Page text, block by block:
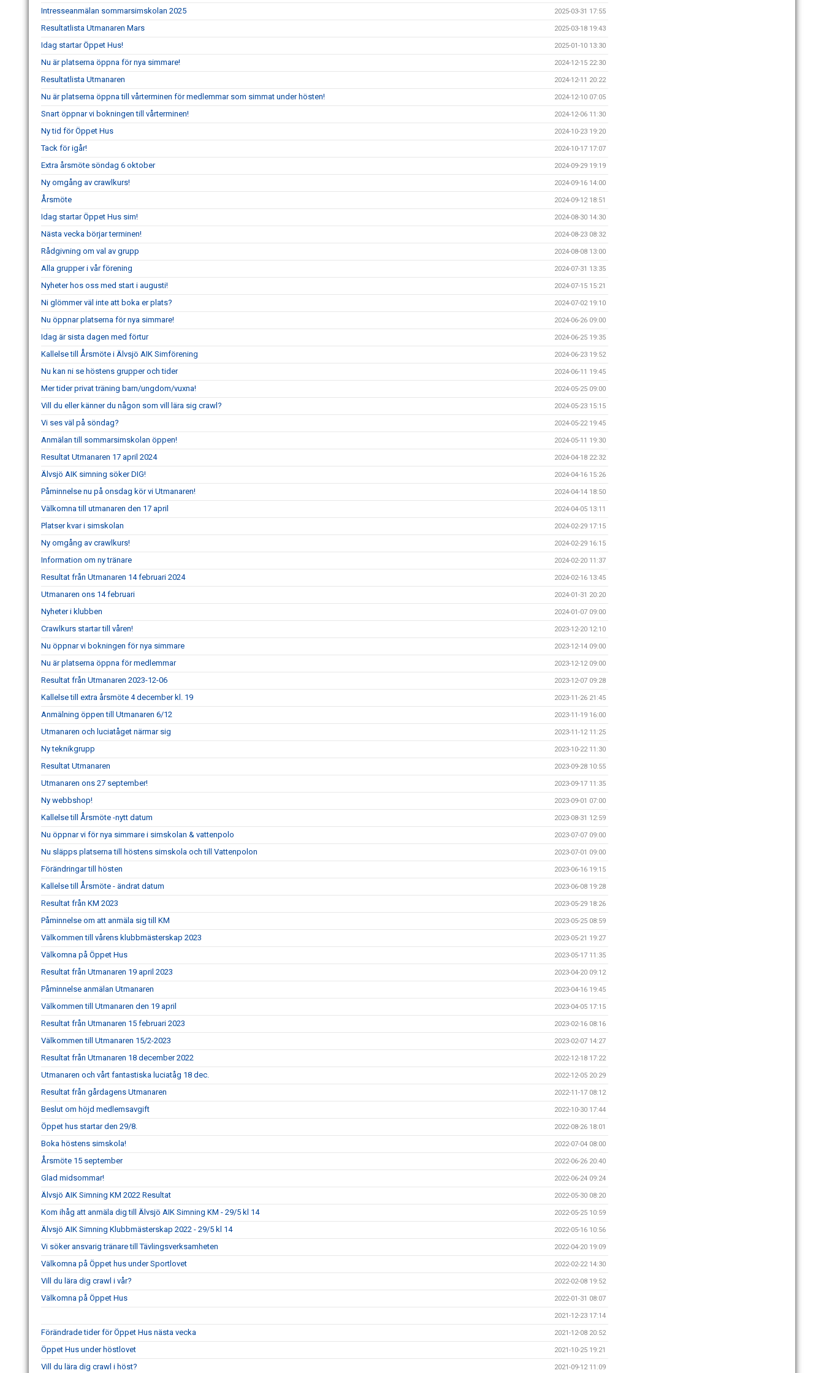
Intresseanmälan sommarsimskolan 2025 2025-03-31 17:55
Resultatlista Utmanaren Mars 2025-03-18 19:43
Idag startar Öppet Hus! 2025-01-10 13:30
Nu är platserna öppna för nya simmare! 2024-12-15 22:30
Resultatlista Utmanaren 2024-12-11 20:22
Nu är platserna öppna till vårterminen för medlemmar som simmat under hösten! 2024-12-10 07:05
Snart öppnar vi bokningen till vårterminen! 2024-12-06 11:30
Ny tid för Öppet Hus 2024-10-23 19:20
Tack för igår! 2024-10-17 17:07
Extra årsmöte söndag 6 oktober 2024-09-29 19:19
Ny omgång av crawlkurs! 2024-09-16 14:00
Årsmöte 2024-09-12 18:51
Idag startar Öppet Hus sim! 2024-08-30 14:30
Nästa vecka börjar terminen! 2024-08-23 08:32
Rådgivning om val av grupp 2024-08-08 13:00
Alla grupper i vår förening 2024-07-31 13:35
Nyheter hos oss med start i augusti! 2024-07-15 15:21
Ni glömmer väl inte att boka er plats? 2024-07-02 19:10
Nu öppnar platserna för nya simmare! 2024-06-26 09:00
Idag är sista dagen med förtur 2024-06-25 19:35
Kallelse till Årsmöte i Älvsjö AIK Simförening 2024-06-23 19:52
Nu kan ni se höstens grupper och tider 2024-06-11 19:45
Mer tider privat träning barn/ungdom/vuxna! 2024-05-25 09:00
Vill du eller känner du någon som vill lära sig crawl? 2024-05-23 15:15
Vi ses väl på söndag? 2024-05-22 19:45
Anmälan till sommarsimskolan öppen! 2024-05-11 19:30
Resultat Utmanaren 17 april 2024 2024-04-18 22:32
Älvsjö AIK simning söker DIG! 2024-04-16 15:26
Påminnelse nu på onsdag kör vi Utmanaren! 2024-04-14 18:50
Välkomna till utmanaren den 17 april 2024-04-05 13:11
Platser kvar i simskolan 2024-02-29 17:15
Ny omgång av crawlkurs! 2024-02-29 16:15
Information om ny tränare 2024-02-20 11:37
Resultat från Utmanaren 14 februari 2024 2024-02-16 13:45
Utmanaren ons 14 februari 2024-01-31 20:20
Nyheter i klubben 2024-01-07 09:00
Crawlkurs startar till våren! 2023-12-20 12:10
Nu öppnar vi bokningen för nya simmare 2023-12-14 09:00
Nu är platserna öppna för medlemmar 2023-12-12 09:00
Resultat från Utmanaren 2023-12-06 2023-12-07 09:28
Kallelse till extra årsmöte 4 december kl. 19 2023-11-26 21:45
Anmälning öppen till Utmanaren 6/12 2023-11-19 16:00
Utmanaren och luciatåget närmar sig 2023-11-12 11:25
Ny teknikgrupp 2023-10-22 11:30
Resultat Utmanaren 2023-09-28 10:55
Utmanaren ons 27 september! 2023-09-17 11:35
Ny webbshop! 2023-09-01 07:00
Kallelse till Årsmöte -nytt datum 2023-08-31 12:59
Nu öppnar vi för nya simmare i simskolan & vattenpolo 2023-07-07 09:00
Nu släpps platserna till höstens simskola och till Vattenpolon 2023-07-01 09:00
Förändringar till hösten 2023-06-16 19:15
Kallelse till Årsmöte - ändrat datum 2023-06-08 19:28
Resultat från KM 2023 2023-05-29 18:26
Påminnelse om att anmäla sig till KM 2023-05-25 08:59
Välkommen till vårens klubbmästerskap 2023 2023-05-21 19:27
Välkomna på Öppet Hus 2023-05-17 11:35
Resultat från Utmanaren 19 april 2023 2023-04-20 09:12
Påminnelse anmälan Utmanaren 2023-04-16 19:45
Välkommen till Utmanaren den 19 april 2023-04-05 17:15
Resultat från Utmanaren 15 februari 2023 2023-02-16 08:16
Välkommen till Utmanaren 15/2-2023 2023-02-07 14:27
Resultat från Utmanaren 18 december 2022 2022-12-18 17:22
Utmanaren och vårt fantastiska luciatåg 18 dec. 2022-12-05 20:29
Resultat från gårdagens Utmanaren 2022-11-17 08:12
Beslut om höjd medlemsavgift 2022-10-30 17:44
Öppet hus startar den 29/8. 2022-08-26 18:01
Boka höstens simskola! 2022-07-04 08:00
Årsmöte 15 september 2022-06-26 20:40
Glad midsommar! 2022-06-24 09:24
Älvsjö AIK Simning KM 2022 Resultat 2022-05-30 08:20
Kom ihåg att anmäla dig till Älvsjö AIK Simning KM - 29/5 kl 14 2022-05-25 10:59
Älvsjö AIK Simning Klubbmästerskap 2022 - 29/5 kl 14 2022-05-16 10:56
Vi söker ansvarig tränare till Tävlingsverksamheten 2022-04-20 19:09
Välkomna på Öppet hus under Sportlovet 2022-02-22 14:30
Vill du lära dig crawl i vår? 2022-02-08 19:52
Välkomna på Öppet Hus 2022-01-31 08:07
2021-12-23 17:14
Förändrade tider för Öppet Hus nästa vecka 2021-12-08 20:52
Öppet Hus under höstlovet 2021-10-25 19:21
Vill du lära dig crawl i höst? 2021-09-12 11:09